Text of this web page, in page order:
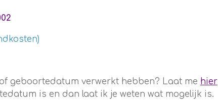
geboortedatum verwerkt hebben? Laat me hier
is en dan laat ik je weten wat mogelijk is.